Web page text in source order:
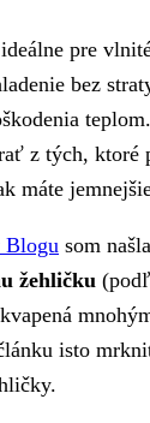
pre
bez
z tých, ktoré
máte
Blogu som našla
žehličku
isto